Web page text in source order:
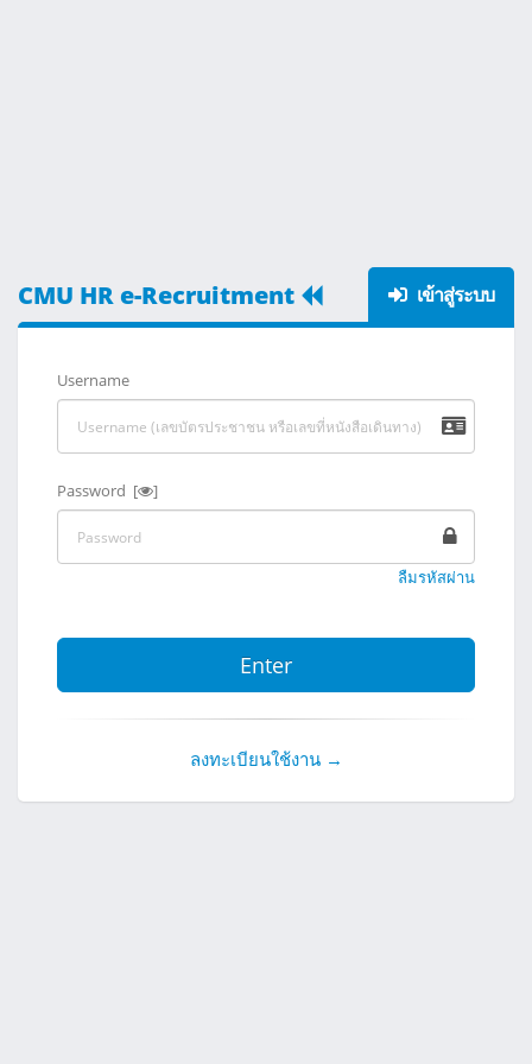
CMU HR e-Recruitment เข้าสู่ระบบ
Username
Password [ ]
ลืมรหัสผ่าน
Enter
ลงทะเบียนใช้งาน →